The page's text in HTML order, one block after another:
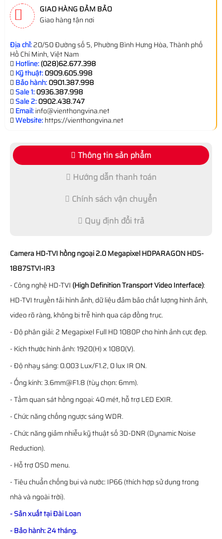
GIAO HÀNG ĐẢM BẢO
Giao hàng tận nơi
Địa chỉ:20/50 Đường số 5, Phường Bình Hưng Hòa, Thành phố
Hồ Chí Minh, Việt Nam
Hotline:(028)62.677.398
Kỹ thuật:0909.605.998
Bảo hành:0901.387.998
Sale 1:0936.387.998
Sale 2:0902.438.747
Email:info@vienthongvina.net
Website:https://vienthongvina.net
Thông tin sản phẩm
Hướng dẫn thanh toán
Chính sách vận chuyển
Quy định đổi trả
Camera HD-TVI hồng ngoại 2.0 Megapixel HDPARAGON HDS-
1887STVI-IR3
- Công nghệ HD-TVI (High Definition Transport Video Interface):
HD-TVI truyền tải hình ảnh, dữ liệu đảm bảo chất lượng hình ảnh,
video rõ ràng, không bị trễ hình qua cáp đồng trục.
- Độ phân giải: 2 Megapixel Full HD 1080P cho hình ảnh cực đẹp.
- Kích thước hình ảnh: 1920(H) x 1080(V).
- Độ nhạy sáng: 0.003 Lux/F1.2, 0 lux IR ON.
- Ống kính: 3.6mm@F1.8 (tùy chọn: 6mm).
- Tầm quan sát hồng ngoại: 40 mét, hỗ trợ LED EXIR.
- Chức năng chống ngược sáng WDR.
- Chức năng giảm nhiễu kỹ thuật số 3D-DNR (Dynamic Noise
Reduction).
- Hỗ trợ OSD menu.
- Tiêu chuẩn chống bụi và nước: IP66 (thích hợp sử dụng trong
nhà và ngoài trời).
- Sản xuất tại Đài Loan
- Bảo hành: 24 tháng.